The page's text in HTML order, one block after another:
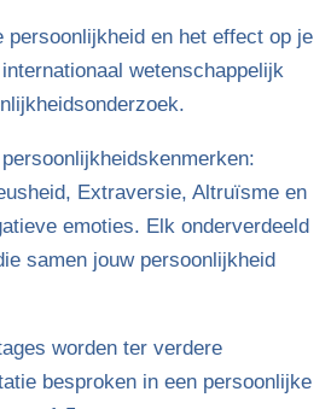
persoonlijkheid en het effect op je
wetenschappelijk
Extraversie, Altruïsme en
emoties. Elk onderverdeeld
samen jouw persoonlijkheid
worden ter verdere
besproken in een persoonlijke